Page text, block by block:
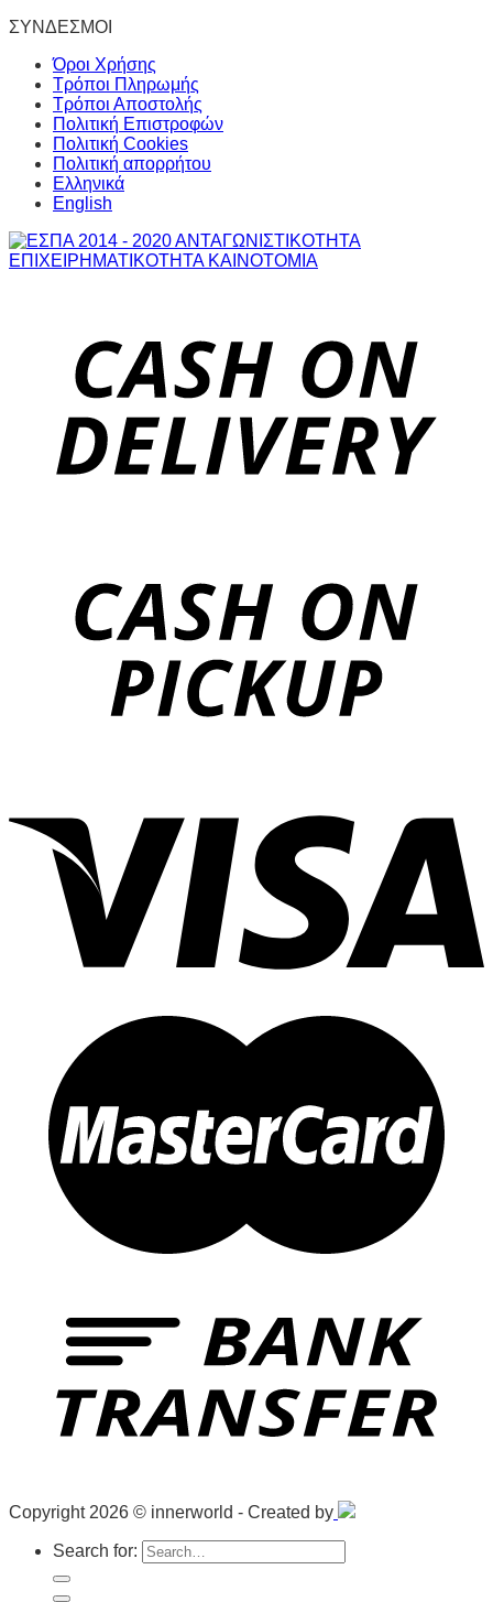
ΣΥΝΔΕΣΜΟΙ
Όροι Χρήσης
Τρόποι Πληρωμής
Τρόποι Αποστολής
Πολιτική Επιστροφών
Πολιτική Cookies
Πολιτική απορρήτου
Ελληνικά
English
Copyright 2026 © innerworld - Created by
Search for: